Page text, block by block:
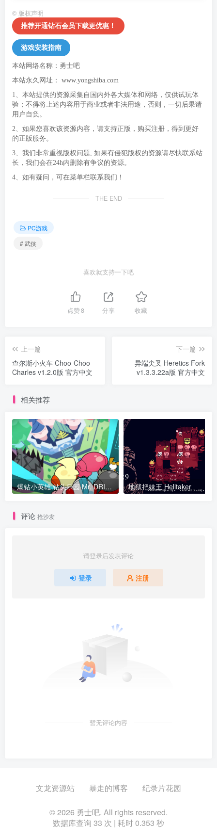
© 版权声明
推荐开通钻石会员下载更优惠！
游戏安装指南
本站网络名称：勇士吧
本站永久网址： www.yongshiba.com
1、本站提供的资源采集自国内外各大媒体和网络，仅供试玩体
验；不得将上述内容用于商业或者非法用途，否则，一切后果请
用户自负。
2、如果您喜欢该资源内容，请支持正版，购买注册，得到更好
的正版服务。
3、我们非常重视版权问题, 如果有侵犯版权的资源请尽快联系站
长，我们会在24h内删除有争议的资源。
4、如有疑问，可在菜单栏联系我们！
THE END
PC游戏
# 武侠
喜欢就支持一下吧
点赞8 分享 收藏
上一篇
查尔斯小火车 Choo-Choo
Charles v1.2.0版 官方中文
下一篇
异端尖叉 Heretics Fork
v1.3.3.22a版 官方中文
相关推荐
爆钻小英雄 钻头乐园 Mr. DRILLER DrillLand v1.0.1版 官方中文 地狱把妹王 Helltaker
评论 抢沙发
请登录后发表评论
登录 注册
暂无评论内容
文龙资源站 暴走的博客 纪录片花园
© 2026 勇士吧. All rights reserved.
数据库查询 33 次 | 耗时 0.353 秒